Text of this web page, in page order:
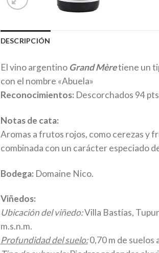
DESCRIPCIÓN
El vino argentinoGrand Mèretiene un
con el nombre «Abuela»
Reconocimientos:Descorchados 94
Notas de cata:
Aromas a frutos rojos, como cerezas y
combinada con un carácter especiado
Bodega:Domaine Nico.
Viñedos:
Ubicación del viñedo:Villa Bastías,
m.s.n.m.
Profundidad del suelo:0,70 m de suelos